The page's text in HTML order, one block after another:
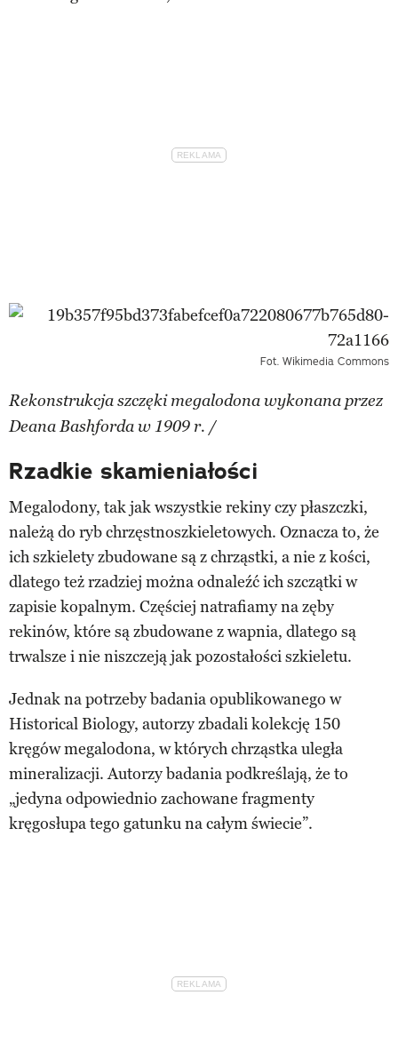
Fot. Wikimedia Commons
Rekonstrukcja szczęki megalodona wykonana przez
Deana Bashforda w 1909 r. /
Rzadkie skamieniałości
Megalodony, tak jak wszystkie rekiny czy płaszczki,
należą do ryb chrzęstnoszkieletowych. Oznacza to, że
ich szkielety zbudowane są z chrząstki, a nie z kości,
dlatego też rzadziej można odnaleźć ich szczątki w
zapisie kopalnym. Częściej natrafiamy na zęby
rekinów, które są zbudowane z wapnia, dlatego są
trwalsze i nie niszczeją jak pozostałości szkieletu.
Jednak na potrzeby badania opublikowanego w
Historical Biology, autorzy zbadali kolekcję 150
kręgów megalodona, w których chrząstka uległa
mineralizacji. Autorzy badania podkreślają, że to
„jedyna odpowiednio zachowane fragmenty
kręgosłupa tego gatunku na całym świecie”.